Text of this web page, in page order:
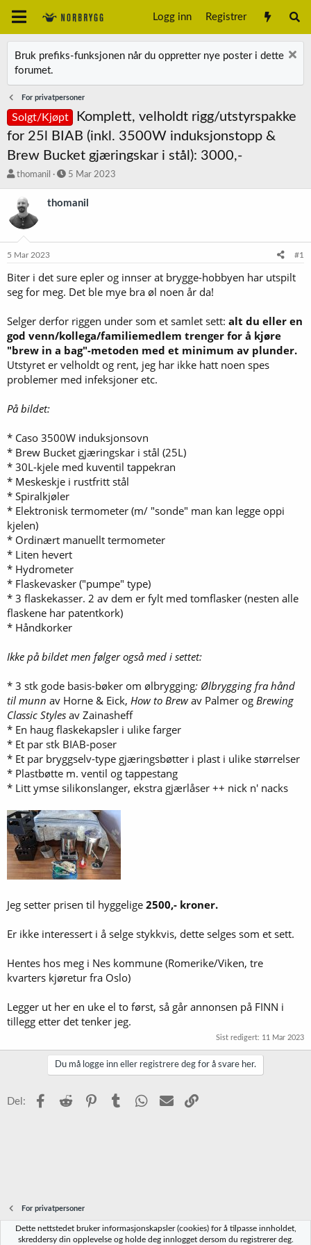
Logg inn Registrer
Bruk prefiks-funksjonen når du oppretter nye poster i dette
forumet.
For privatpersoner
Solgt/Kjøpt
Komplett, velholdt rigg/utstyrspakke
for 25l BIAB (inkl. 3500W induksjonstopp &
Brew Bucket gjæringskar i stål): 3000,-
T
å
d
s
t
r
thomanil
S
a
o
5 Mar 2023
thomanil
5 Mar 2023 #1
Biter i det sure epler og innser at brygge-hobbyen har utspilt
seg for meg. Det ble mye bra øl noen år da!
Selger derfor riggen under som et samlet sett: alt du eller en
god venn/kollega/familiemedlem trenger for å kjøre
"brew in a bag"-metoden med et minimum av plunder.
Utstyret er velholdt og rent, jeg har ikke hatt noen spes
problemer med infeksjoner etc.
På bildet:
* Caso 3500W induksjonsovn
* Brew Bucket gjæringskar i stål (25L)
* 30L-kjele med kuventil tappekran
* Meskeskje i rustfritt stål
* Spiralkjøler
* Elektronisk termometer (m/ "sonde" man kan legge oppi
kjelen)
* Ordinært manuellt termometer
* Liten hevert
* Hydrometer
* Flaskevasker ("pumpe" type)
* 3 flaskekasser. 2 av dem er fylt med tomflasker (nesten alle
flaskene har patentkork)
* Håndkorker
Ikke på bildet men følger også med i settet:
* 3 stk gode basis-bøker om ølbrygging: Ølbrygging fra hånd
til munn av Horne & Eick, How to Brew av Palmer og Brewing
Classic Styles av Zainasheff
* En haug flaskekapsler i ulike farger
* Et par stk BIAB-poser
* Et par bryggselv-type gjæringsbøtter i plast i ulike størrelser
* Plastbøtte m. ventil og tappestang
* Litt ymse silikonslanger, ekstra gjærlåser ++ nick n' nacks
Jeg setter prisen til hyggelige 2500,- kroner.
Er ikke interessert i å selge stykkvis, dette selges som et sett.
Hentes hos meg i Nes kommune (Romerike/Viken, tre
kvarters kjøretur fra Oslo)
Legger ut her en uke el to først, så går annonsen på FINN i
tillegg etter det tenker jeg.
Sist redigert: 11 Mar 2023
Du må logge inn eller registrere deg for å svare her.
Del: Facebook
Reddit PinterestTumblr WhatsApp
E-post
For privatpersoner
Norbrygg-default
Dette nettstedet bruker informasjonskapsler (cookies) for å tilpasse innholdet,
skreddersy din opplevelse og holde deg innlogget dersom du registrerer deg.